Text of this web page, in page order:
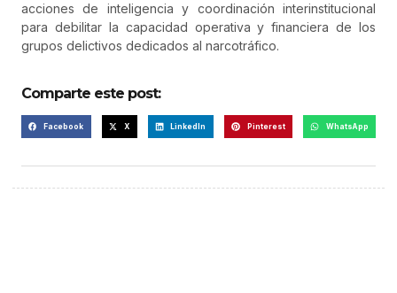
acciones de inteligencia y coordinación interinstitucional
para debilitar la capacidad operativa y financiera de los
grupos delictivos dedicados al narcotráfico.
Comparte este post:
Facebook X LinkedIn Pinterest WhatsApp